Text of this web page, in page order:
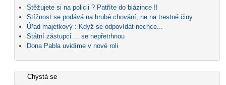
Stěžujete si na policii ? Patříte do blázince !!
Stížnost se podává na hrubé chování, ne na trestné činy
Úřad majetkový : Když se odpovídat nechce...
Státní zástupci ... se nepřetrhnou
Dona Pabla uvidíme v nové roli
Chystá se